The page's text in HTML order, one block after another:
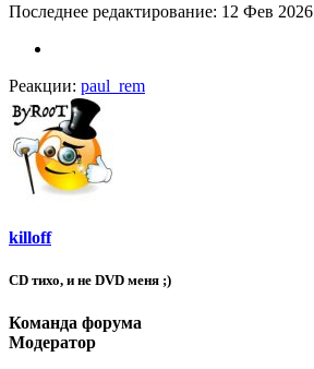
Последнее редактирование: 12 Фев 2026
Реакции: paul_rem
killoff
CD тихо, и не DVD меня ;)
Команда форума
Модератор